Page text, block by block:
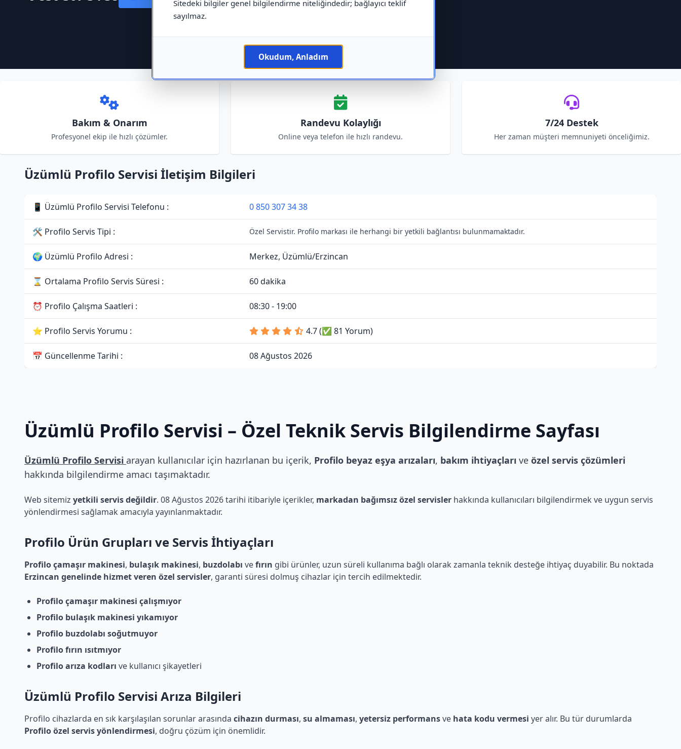
Sitedeki bilgiler genel bilgilendirme niteliğindedir; bağlayıcı teklif
sayılmaz.
Okudum, Anladım
Bakım & Onarım
Profesyonel ekip ile hızlı çözümler.
Randevu Kolaylığı
Online veya telefon ile hızlı randevu.
7/24 Destek
Her zaman müşteri memnuniyeti önceliğimiz.
Üzümlü Profilo Servisi İletişim Bilgileri
📱 Üzümlü Profilo Servisi Telefonu : 0 850 307 34 38
🛠 Profilo Servis Tipi : Özel Servistir. Profilo markası ile herhangi bir yetkili bağlantısı bulunmamaktadır.
🌍 Üzümlü Profilo Adresi : Merkez, Üzümlü/Erzincan
⌛ Ortalama Profilo Servis Süresi : 60 dakika
⏰ Profilo Çalışma Saatleri : 08:30 - 19:00
⭐ Profilo Servis Yorumu : 4.7 (✅ 81 Yorum)
📅 Güncellenme Tarihi : 08 Ağustos 2026
Üzümlü Profilo Servisi – Özel Teknik Servis Bilgilendirme Sayfası
Üzümlü Profilo Servisi arayan kullanıcılar için hazırlanan bu içerik, Profilo beyaz eşya arızaları, bakım ihtiyaçları ve özel servis çözümleri
hakkında bilgilendirme amacı taşımaktadır.
Web sitemiz yetkili servis değildir. 08 Ağustos 2026 tarihi itibariyle içerikler, markadan bağımsız özel servisler hakkında kullanıcıları bilgilendirmek ve uygun servis
yönlendirmesi sağlamak amacıyla yayınlanmaktadır.
Profilo Ürün Grupları ve Servis İhtiyaçları
Profilo çamaşır makinesi, bulaşık makinesi, buzdolabı vefırın gibi ürünler, uzun süreli kullanıma bağlı olarak zamanla teknik desteğe ihtiyaç duyabilir. Bu noktada
Erzincan genelinde hizmet veren özel servisler, garanti süresi dolmuş cihazlar için tercih edilmektedir.
Profilo çamaşır makinesi çalışmıyor
Profilo bulaşık makinesi yıkamıyor
Profilo buzdolabı soğutmuyor
Profilo fırın ısıtmıyor
Profilo arıza kodları ve kullanıcı şikayetleri
Üzümlü Profilo Servisi Arıza Bilgileri
Profilo cihazlarda en sık karşılaşılan sorunlar arasında cihazın durması, su almaması, yetersiz performansve hata kodu vermesi yer alır. Bu tür durumlarda
Profilo özel servis yönlendirmesi, doğru çözüm için önemlidir.